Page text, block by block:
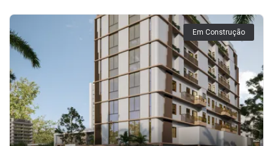
Em Construção